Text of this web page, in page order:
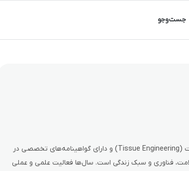
جست‌و‌جو
رسول خردمندی، فارغ‌التحصیل دکتری تخصصی مهندسی بافت (Tissue Engineering) و دارای گواهینامه‌های تخصصی در
فناوری و سبک زندگی است. سال‌ها فعالیت علمی و عملی